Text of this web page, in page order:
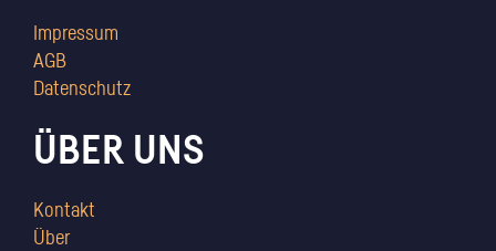
Impressum
AGB
Datenschutz
ÜBER UNS
Kontakt
Über